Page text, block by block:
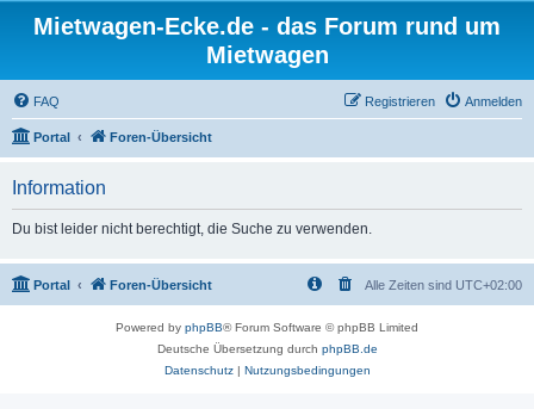
Mietwagen-Ecke.de - das Forum rund um
Mietwagen
FAQ Anmelden
Registrieren
Portal Foren-Übersicht
Information
Du bist leider nicht berechtigt, die Suche zu verwenden.
Portal Foren-Übersicht Alle Zeiten sind UTC+02:00
Powered by phpBB® Forum Software © phpBB Limited
Deutsche Übersetzung durch phpBB.de
Datenschutz| Nutzungsbedingungen